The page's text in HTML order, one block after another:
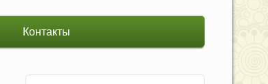
Контакты